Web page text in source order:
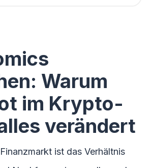
Warum
im Krypto-
verändert
ist das Verhältnis